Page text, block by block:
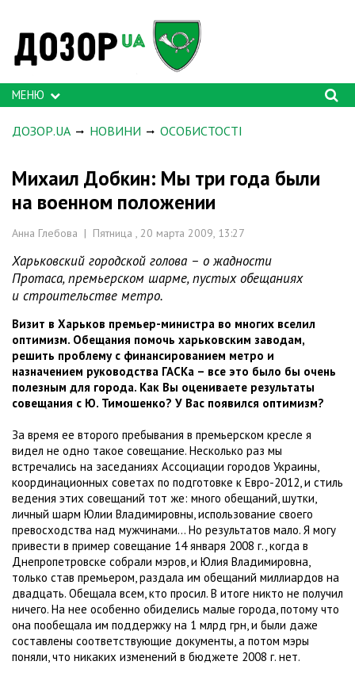
МЕНЮ
ДОЗОР.UA НОВИНИ ОСОБИСТОСТІ
Михаил Добкин: Мы три года были
на военном положении
Анна Глебова | Пятница , 20 марта 2009, 13:27
Харьковский городской голова – о жадности
Протаса, премьерском шарме, пустых обещаниях
и строительстве метро.
Визит в Харьков премьер-министра во многих вселил
оптимизм. Обещания помочь харьковским заводам,
решить проблему с финансированием метро и
назначением руководства ГАСКа – все это было бы очень
полезным для города. Как Вы оцениваете результаты
совещания с Ю. Тимошенко? У Вас появился оптимизм?
За время ее второго пребывания в премьерском кресле я
видел не одно такое совещание. Несколько раз мы
встречались на заседаниях Ассоциации городов Украины,
координационных советах по подготовке к Евро-2012, и стиль
ведения этих совещаний тот же: много обещаний, шутки,
личный шарм Юлии Владимировны, использование своего
превосходства над мужчинами... Но результатов мало. Я могу
привести в пример совещание 14 января 2008 г., когда в
Днепропетровске собрали мэров, и Юлия Владимировна,
только став премьером, раздала им обещаний миллиардов на
двадцать. Обещала всем, кто просил. В итоге никто не получил
ничего. На нее особенно обиделись малые города, потому что
она пообещала им поддержку на 1 млрд грн, и были даже
составлены соответствующие документы, а потом мэры
поняли, что никаких изменений в бюджете 2008 г. нет.